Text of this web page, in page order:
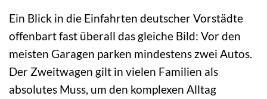
Ein Blick in die Einfahrten deutscher Vorstädte
offenbart fast überall das gleiche Bild: Vor den
meisten Garagen parken mindestens zwei Autos.
Der Zweitwagen gilt in vielen Familien als
absolutes Muss, um den komplexen Alltag